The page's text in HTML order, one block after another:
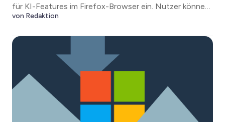
für KI-Features im Firefox-Browser ein. Nutzer können
sämtliche KI-Funktionen künftig mit einem einzigen
von Redaktion